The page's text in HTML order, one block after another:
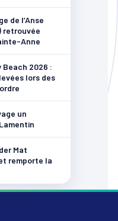
de l’Anse
retrouvée
Anne
Beach 2026 :
lors des
un
Mat
remporte la